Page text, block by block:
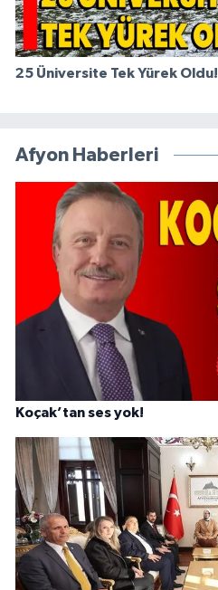
25 Üniversite Tek Yürek Oldu!
Afyon Haberleri
Koçak’tan ses yok!